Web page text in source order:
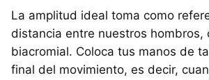
La amplitud ideal toma como
distancia entre nuestros hombros,
biacromial. Coloca tus manos de
final del movimiento, es decir,